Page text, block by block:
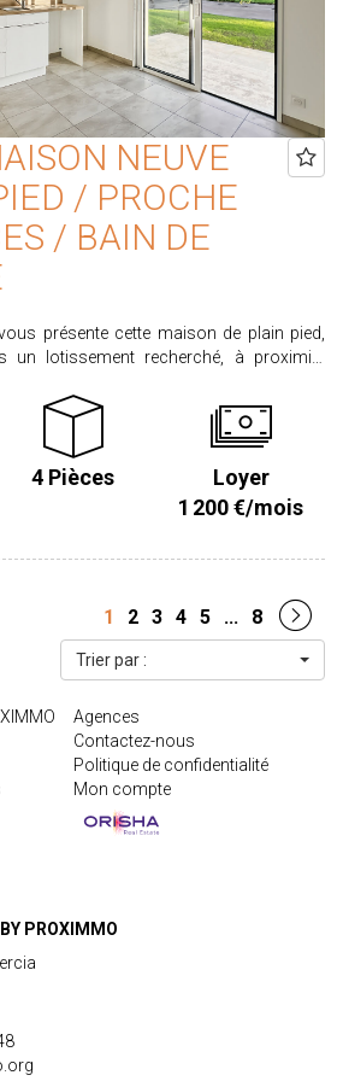
Honoraires à la charge de l'acquéreur,
000 €.
NEUVE
/ PROCHE
/ BAIN DE
présente cette maison de plain pied,
un lotissement recherché, à proximité
Elle propose une pièce
38 m² avec cuisine moderne aménagée
terrasse et le jardin clos d'environ 400 m².
3 chambres et une salle d'eau, wc
4 Pièces
Loyer
1 200 €/mois
1 2 3 4 5 ... 8
Trier par :
Agences
Contactez-nous
Politique de confidentialité
Mon compte
PROXIMMO